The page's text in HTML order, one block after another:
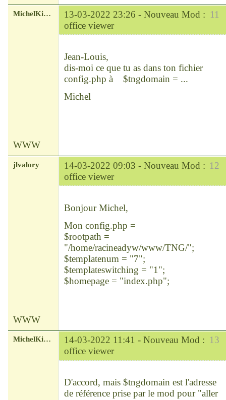
11
MichelKirsch 13-03-2022 23:26 - Nouveau Mod :
office viewer
Jean-Louis,
dis-moi ce que tu as dans ton fichier
config.php à $tngdomain = ...
Michel
WWW
12
jlvalory 14-03-2022 09:03 - Nouveau Mod :
office viewer
Bonjour Michel,
Mon config.php =
$rootpath =
"/home/racineadyw/www/TNG/";
$templatenum = "7";
$templateswitching = "1";
$homepage = "index.php";
WWW
13
MichelKirsch 14-03-2022 11:41 - Nouveau Mod :
office viewer
D'accord, mais $tngdomain est l'adresse
de référence prise par le mod pour "aller